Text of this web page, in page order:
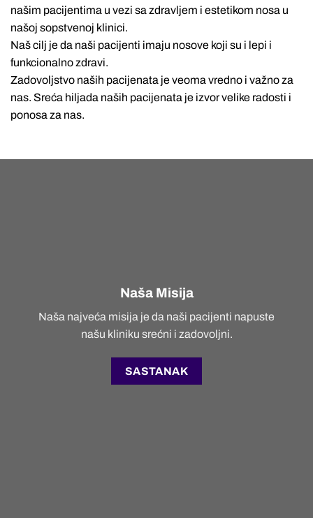
našim pacijentima u vezi sa zdravljem i estetikom nosa u
našoj sopstvenoj klinici.
Naš cilj je da naši pacijenti imaju nosove koji su i lepi i
funkcionalno zdravi.
Zadovoljstvo naših pacijenata je veoma vredno i važno za
nas. Sreća hiljada naših pacijenata je izvor velike radosti i
ponosa za nas.
Naša Misija
Naša najveća misija je da naši pacijenti napuste
našu kliniku srećni i zadovoljni.
SASTANAK